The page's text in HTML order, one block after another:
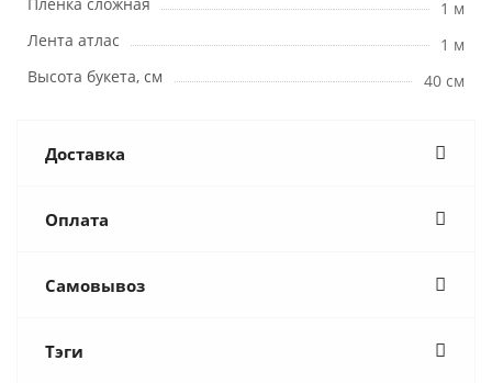
1 м
Лента атлас
1 м
Высота букета, см
40 см
Доставка
Оплата
Самовывоз
Тэги